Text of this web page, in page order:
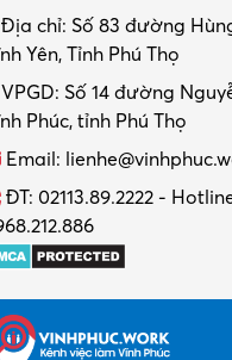
Địa chỉ: Số 83 đường
Yên, Tỉnh Phú Thọ
VPGD: Số 14 đường
Phúc, tỉnh Phú Thọ
Email:
ĐT: 02113.89.2222 -